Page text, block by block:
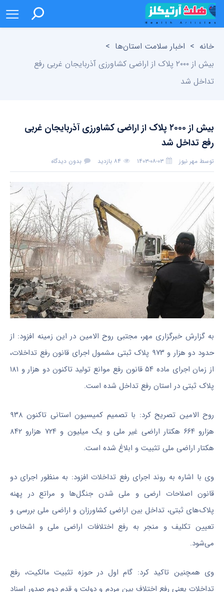
خانه > اخبار سلامت استان‌ها >
بیش از ۲۰۰۰ پلاک از اراضی کشاورزی آذربایجان غربی رفع
تداخل شد
بیش از ۲۰۰۰ پلاک از اراضی کشاورزی آذربایجان غربی
رفع تداخل شد
توسط مهر نیوز ۱۴۰۳-۰۸-۰۳ ۸۴ بازدید بدون دیدگاه
به گزارش خبرگزاری مهر، مجتبی روح الامین در این زمینه افزود: از
حدود دو هزار و ۹۷۳ پلاک
ثبتی مشمول اجرای قانون رفع تداخلات،
از زمان اجرای ماده ۵۴ قانون رفع موانع تولید تاکنون دو هزار و ۱۸۱
پلاک ثبتی در استان رفع تداخل شده است.
روح الامین تصریح کرد: با تصمیم کمیسیون استانی تاکنون ۹۳۸
هزارو ۶۶۴ هکتار اراضی غیر ملی و یک میلیون و ۷۲۴ هزارو ۸۴۲
هکتار اراضی ملی تثبیت و ابلاغ شده است.
وی با اشاره به روند اجرای رفع تداخلاتافزود: به منظور اجرای دو
قانون اصلاحات ارضی و ملی شدن جنگل‌ها و مراتع در پهنه
پلاک‌هایثبتی، تداخل بین اراضی کشاورزان و اراضی ملی بررسی و
تعیین تکلیف و منجر به رفع اختلافات اراضی ملی و اشخاص
می‌شود.
وی همچنین تاکید کرد: گام اول در حوزه تثبیت مالکیت، رفع
تداخلات یعنی رفع اختلاف بین مردم و دولت و قدم دوم صدور اسناد